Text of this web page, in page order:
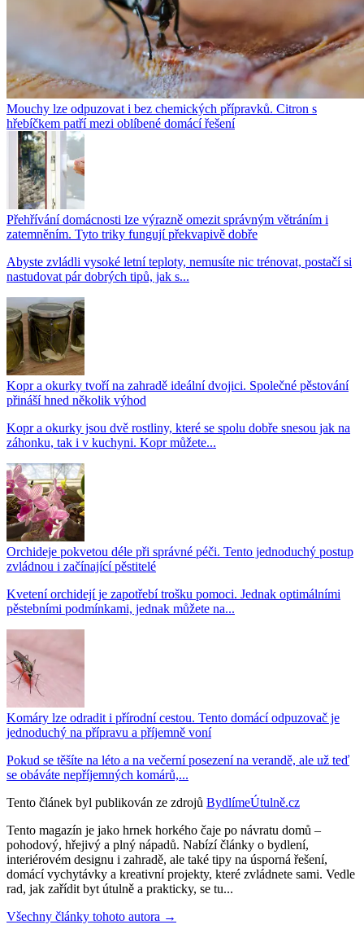
Mouchy lze odpuzovat i bez chemických přípravků. Citron s
hřebíčkem patří mezi oblíbené domácí řešení
Přehřívání domácnosti lze výrazně omezit správným větráním i
zatemněním. Tyto triky fungují překvapivě dobře
Abyste zvládli vysoké letní teploty, nemusíte nic trénovat, postačí si
nastudovat pár dobrých tipů, jak s...
Kopr a okurky tvoří na zahradě ideální dvojici. Společné pěstování
přináší hned několik výhod
Kopr a okurky jsou dvě rostliny, které se spolu dobře snesou jak na
záhonku, tak i v kuchyni. Kopr můžete...
Orchideje pokvetou déle při správné péči. Tento jednoduchý postup
zvládnou i začínající pěstitelé
Kvetení orchidejí je zapotřebí trošku pomoci. Jednak optimálními
pěstebními podmínkami, jednak můžete na...
Komáry lze odradit i přírodní cestou. Tento domácí odpuzovač je
jednoduchý na přípravu a příjemně voní
Pokud se těšíte na léto a na večerní posezení na verandě, ale už teď
se obáváte nepříjemných komárů,...
Tento článek byl publikován ze zdrojů BydlímeÚtulně.cz
Tento magazín je jako hrnek horkého čaje po návratu domů –
pohodový, hřejivý a plný nápadů. Nabízí články o bydlení,
interiérovém designu i zahradě, ale také tipy na úsporná řešení,
domácí vychytávky a kreativní projekty, které zvládnete sami. Vedle
rad, jak zařídit byt útulně a prakticky, se tu...
Všechny články tohoto autora →